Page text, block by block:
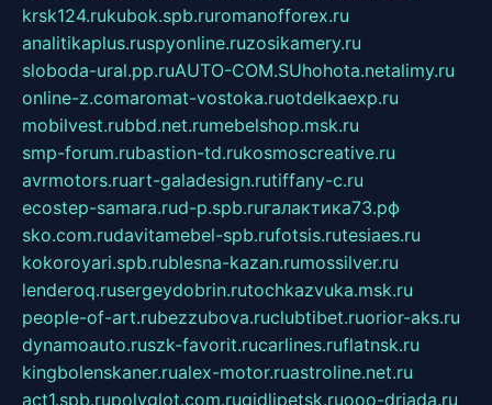
krsk124.rukubok.spb.ruromanofforex.ru
analitikaplus.ruspyonline.ruzosikamery.ru
sloboda-ural.pp.ruAUTO-COM.SUhohota.netalimy.ru
online-z.comaromat-vostoka.ruotdelkaexp.ru
mobilvest.rubbd.net.rumebelshop.msk.ru
smp-forum.rubastion-td.rukosmoscreative.ru
avrmotors.ruart-galadesign.rutiffany-c.ru
ecostep-samara.rud-p.spb.ruгалактика73.рф
sko.com.rudavitamebel-spb.rufotsis.rutesiaes.ru
kokoroyari.spb.rublesna-kazan.rumossilver.ru
lenderoq.rusergeydobrin.rutochkazvuka.msk.ru
people-of-art.rubezzubova.ruclubtibet.ruorior-aks.ru
dynamoauto.ruszk-favorit.rucarlines.ruflatnsk.ru
kingbolenskaner.rualex-motor.ruastroline.net.ru
act1.spb.rupolyglot.com.rugidlipetsk.ruooo-driada.ru